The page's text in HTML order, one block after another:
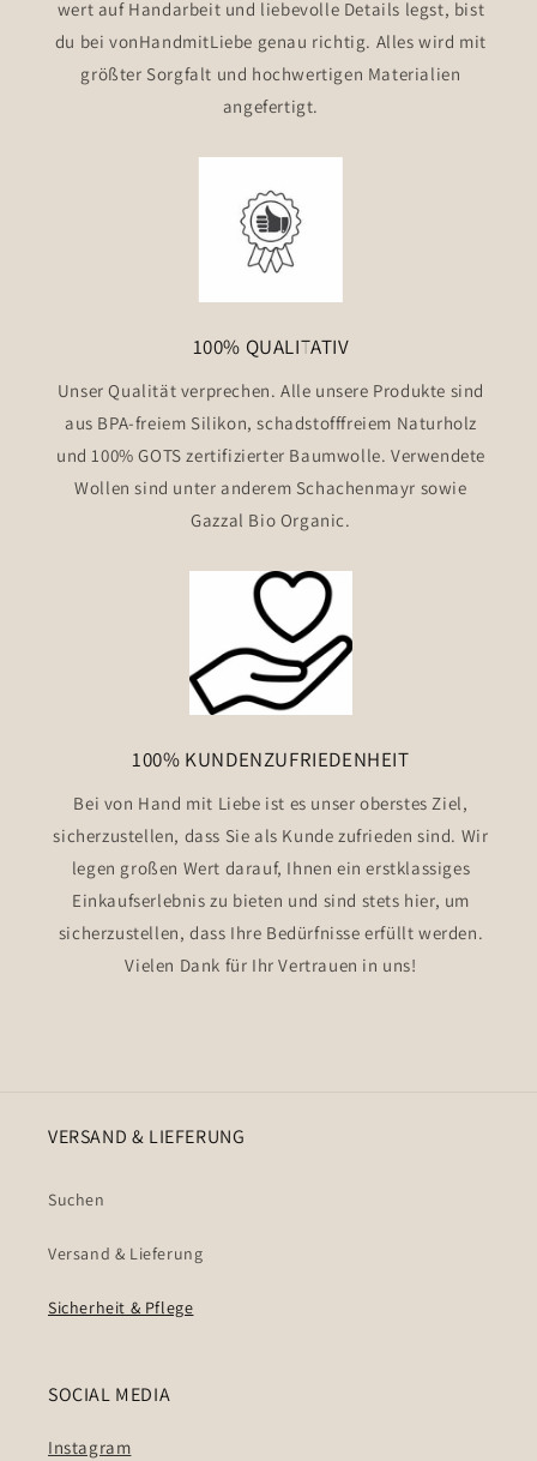
wert auf Handarbeit und liebevolle Details legst, bist
du bei vonHandmitLiebe genau richtig. Alles wird mit
größter Sorgfalt und hochwertigen Materialien
angefertigt.
100% QUALITATIV
Unser Qualität verprechen. Alle unsere Produkte sind
aus BPA-freiem Silikon, schadstofffreiem Naturholz
und 100% GOTS zertifizierter Baumwolle. Verwendete
Wollen sind unter anderem Schachenmayr sowie
Gazzal Bio Organic.
100% KUNDENZUFRIEDENHEIT
Bei von Hand mit Liebe ist es unser oberstes Ziel,
sicherzustellen, dass Sie als Kunde zufrieden sind. Wir
legen großen Wert darauf, Ihnen ein erstklassiges
Einkaufserlebnis zu bieten und sind stets hier, um
sicherzustellen, dass Ihre Bedürfnisse erfüllt werden.
Vielen Dank für Ihr Vertrauen in uns!
VERSAND & LIEFERUNG
Suchen
Versand & Lieferung
Sicherheit & Pflege
SOCIAL MEDIA
Instagram